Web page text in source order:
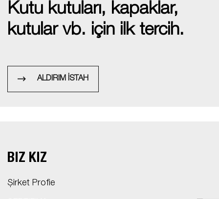
Kutu kutuları, kapaklar,
kutular vb. için ilk tercih.
ALDIRIM İSTAH
BIZ KİZ
Şirket Profie